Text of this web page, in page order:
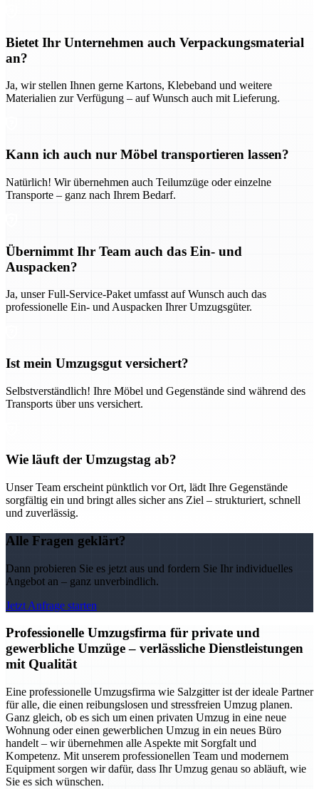
Bietet Ihr Unternehmen auch Verpackungsmaterial
an?
Ja, wir stellen Ihnen gerne Kartons, Klebeband und weitere
Materialien zur Verfügung – auf Wunsch auch mit Lieferung.
Kann ich auch nur Möbel transportieren lassen?
Natürlich! Wir übernehmen auch Teilumzüge oder einzelne
Transporte – ganz nach Ihrem Bedarf.
Übernimmt Ihr Team auch das Ein- und
Auspacken?
Ja, unser Full-Service-Paket umfasst auf Wunsch auch das
professionelle Ein- und Auspacken Ihrer Umzugsgüter.
Ist mein Umzugsgut versichert?
Selbstverständlich! Ihre Möbel und Gegenstände sind während des
Transports über uns versichert.
Wie läuft der Umzugstag ab?
Unser Team erscheint pünktlich vor Ort, lädt Ihre Gegenstände
sorgfältig ein und bringt alles sicher ans Ziel – strukturiert, schnell
und zuverlässig.
Alle Fragen geklärt?
Dann probieren Sie es jetzt aus und fordern Sie Ihr individuelles
Angebot an – ganz unverbindlich.
Jetzt Anfrage starten
Professionelle Umzugsfirma für private und
gewerbliche Umzüge – verlässliche Dienstleistungen
mit Qualität
Eine professionelle Umzugsfirma wie Salzgitter ist der ideale Partner
für alle, die einen reibungslosen und stressfreien Umzug planen.
Ganz gleich, ob es sich um einen privaten Umzug in eine neue
Wohnung oder einen gewerblichen Umzug in ein neues Büro
handelt – wir übernehmen alle Aspekte mit Sorgfalt und
Kompetenz. Mit unserem professionellen Team und modernem
Equipment sorgen wir dafür, dass Ihr Umzug genau so abläuft, wie
Sie es sich wünschen.